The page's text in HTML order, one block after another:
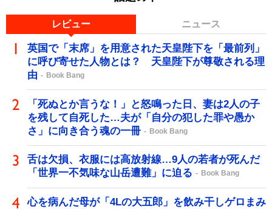
レビュー ニュース
英国で「末席」を用意された天皇陛下を「最前列」
に呼び寄せた人物とは？ 天皇陛下が尊敬される理
由
Book Bang
「死ぬとか言うな！」と怒鳴った日、妻は2人の子
を残して自死した…夫が「自分の犯した罪や愚か
さ」に向き合う魂の一冊
Book Bang
舌は欠損、衣服には高放射線…9人の若者が死んだ
「世界一不気味な山岳遭難」に迫る
Book Bang
心を病んだ母が「4Lの大五郎」を飲み干しゲロまみ